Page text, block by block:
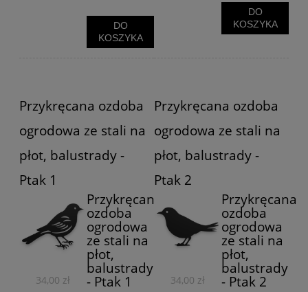
DO
KOSZYKA
DO
KOSZYKA
Przykręcana ozdoba
ogrodowa ze stali na
płot, balustrady -
Ptak 1
34,00 zł
Przykręcana
ozdoba
ogrodowa
ze stali na
płot,
balustrady
- Ptak 1
Przykręcana ozdoba
ogrodowa ze stali na
płot, balustrady -
Ptak 2
34,00 zł
Przykręcana
ozdoba
ogrodowa
ze stali na
płot,
balustrady
- Ptak 2